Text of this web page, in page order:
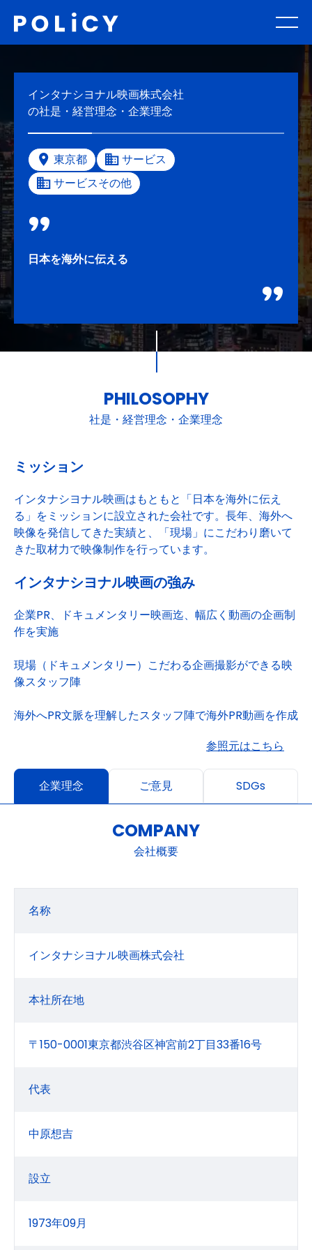
インタナシヨナル映画株式会社
の社是・経営理念・企業理念
東京都
サービス
サービスその他
日本を海外に伝える
PHILOSOPHY
社是・経営理念・企業理念
ミッション
インタナシヨナル映画はもともと「日本を海外に伝え
る」をミッションに設立された会社です。長年、海外へ
映像を発信してきた実績と、「現場」にこだわり磨いて
きた取材力で映像制作を行っています。
インタナシヨナル映画の強み
企業PR、ドキュメンタリー映画迄、幅広く動画の企画制
作を実施
現場（ドキュメンタリー）こだわる企画撮影ができる映
像スタッフ陣
海外へPR文脈を理解したスタッフ陣で海外PR動画を作成
参照元はこちら
企業理念 ご意見 SDGs
COMPANY
会社概要
名称
インタナシヨナル映画株式会社
本社所在地
〒150-0001東京都渋谷区神宮前2丁目33番16号
代表
中原想吉
設立
1973年09月